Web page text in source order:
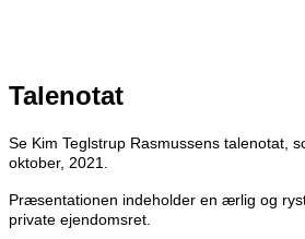
Talenotat
Se Kim Teglstrup Rasmussens talenotat,
oktober, 2021.
Præsentationen indeholder en ærlig og
private ejendomsret.